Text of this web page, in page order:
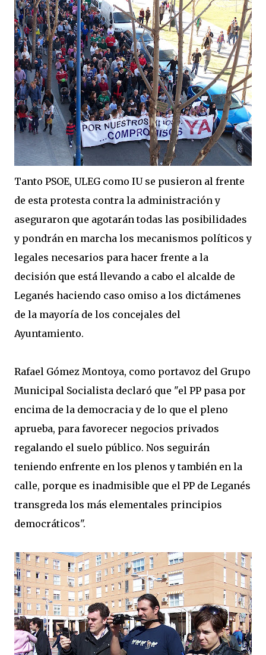
Tanto PSOE, ULEG como IU se pusieron al frente
de esta protesta contra la administración y
aseguraron que agotarán todas las posibilidades
y pondrán en marcha los mecanismos políticos y
legales necesarios para hacer frente a la
decisión que está llevando a cabo el alcalde de
Leganés haciendo caso omiso a los dictámenes
de la mayoría de los concejales del
Ayuntamiento.
Rafael Gómez Montoya, como portavoz del Grupo
Municipal Socialista declaró que "el PP pasa por
encima de la democracia y de lo que el pleno
aprueba, para favorecer negocios privados
regalando el suelo público. Nos seguirán
teniendo enfrente en los plenos y también en la
calle, porque es inadmisible que el PP de Leganés
transgreda los más elementales principios
democráticos".